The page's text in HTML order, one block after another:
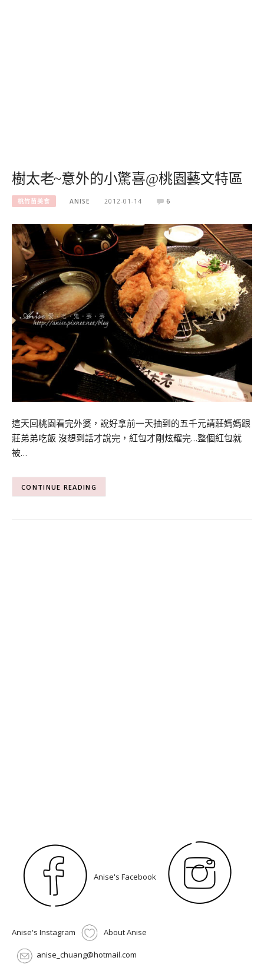
樹太老~意外的小驚喜@桃園藝文特區
桃竹苗美食 ANISE 2012-01-14 6
這天回桃園看完外婆，說好拿前一天抽到的五千元請莊媽媽跟
莊弟弟吃飯 沒想到話才說完，紅包才剛炫耀完…整個紅包就
被…
CONTINUE READING
Anise's Facebook
Anise's Instagram About Anise
anise_chuang@hotmail.com